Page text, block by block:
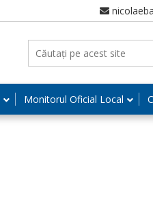
Monitorul Oficial Local